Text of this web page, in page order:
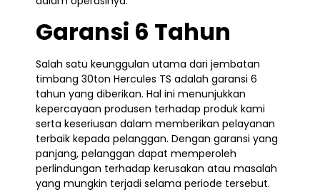
Garansi 6 Tahun
Salah satu keunggulan utama dari jembatan
timbang 30ton Hercules TS adalah garansi 6
tahun yang diberikan. Hal ini menunjukkan
kepercayaan produsen terhadap produk kami
serta keseriusan dalam memberikan pelayanan
terbaik kepada pelanggan. Dengan garansi yang
panjang, pelanggan dapat memperoleh
perlindungan terhadap kerusakan atau masalah
yang mungkin terjadi selama periode tersebut.